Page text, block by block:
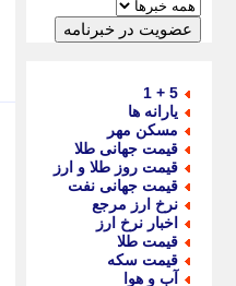
5 + 1
یارانه ها
مسکن مهر
قیمت جهانی طلا
قیمت روز طلا و ارز
قیمت جهانی نفت
نرخ ارز مرجع
اخبار نرخ ارز
قیمت طلا
قیمت سکه
آب و هوا